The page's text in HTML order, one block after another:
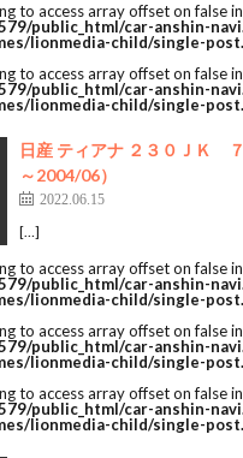
to access array offset on false in
public_html/car-anshin-
lionmedia-child/single-
to access array offset on false in
public_html/car-anshin-
lionmedia-child/single-
日産 ティアナ ２３０ＪＫ
～2004/06）
2022.06.15
[…]
to access array offset on false in
public_html/car-anshin-
lionmedia-child/single-
to access array offset on false in
public_html/car-anshin-
lionmedia-child/single-
to access array offset on false in
public_html/car-anshin-
lionmedia-child/single-